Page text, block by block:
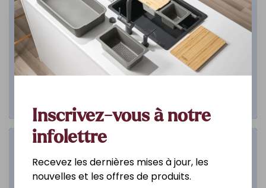
Salle de bain
DÉCOUVREZ
Inscrivez-vous à notre
infolettre
Recevez les dernières mises à jour, les
nouvelles et les offres de produits.